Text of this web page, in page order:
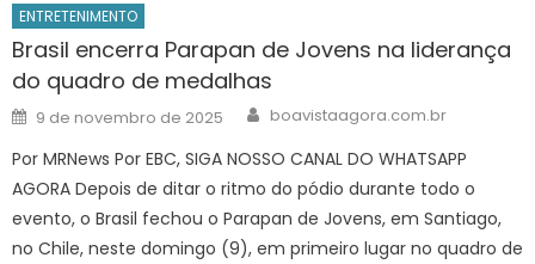
ENTRETENIMENTO
Brasil encerra Parapan de Jovens na liderança
do quadro de medalhas
Posted
on
9 de novembro de 2025 Author
boavistaagora.com.br
Por MRNews Por EBC, SIGA NOSSO CANAL DO WHATSAPP
AGORA Depois de ditar o ritmo do pódio durante todo o
evento, o Brasil fechou o Parapan de Jovens, em Santiago,
no Chile, neste domingo (9), em primeiro lugar no quadro de